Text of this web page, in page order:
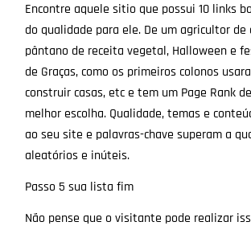
Encontre aquele sitio que possui 10 links
do qualidade para ele. De um agricultor de
pântano de receita vegetal, Halloween e
de Graças, como os primeiros colonos
construir casas, etc e tem um Page Rank
melhor escolha. Qualidade, temas e
ao seu site e palavras-chave superam a
aleatórios e inúteis.
Passo 5 sua lista fim
Não pense que o visitante pode realizar